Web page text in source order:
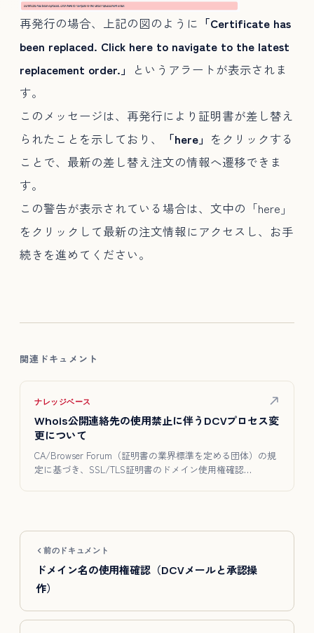
再発行の場合、上記の図のように 「Certificate has
been replaced. Click here to navigate to the latest
replacement order.」
というアラートが表示されま
す。
このメッセージは、再発行により証明書が差し替え
られたことを示しており、
「here」 をクリックする
ことで、最新の差し替え注文の情報へ遷移できま
す。
この警告が表示されている場合は、文中の「here」
をクリックして最新の注文情報にアクセスし、お手
続きを進めてください。
関連ドキュメント
ナレッジベース
Whois公開連絡先の使用禁止に伴うDCVプロセス変
更について
CA/Browser Forum（証明書の業界標準を定める団体）の規
定に基づき、SSL/TLS証明書のドメイン使用権確認…
前のドキュメント
ドメイン名の使用権確認（DCVメールと承認操
作）